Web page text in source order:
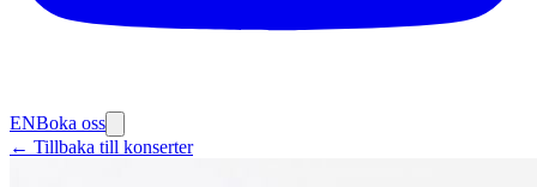
ENBoka oss
← Tillbaka till konserter